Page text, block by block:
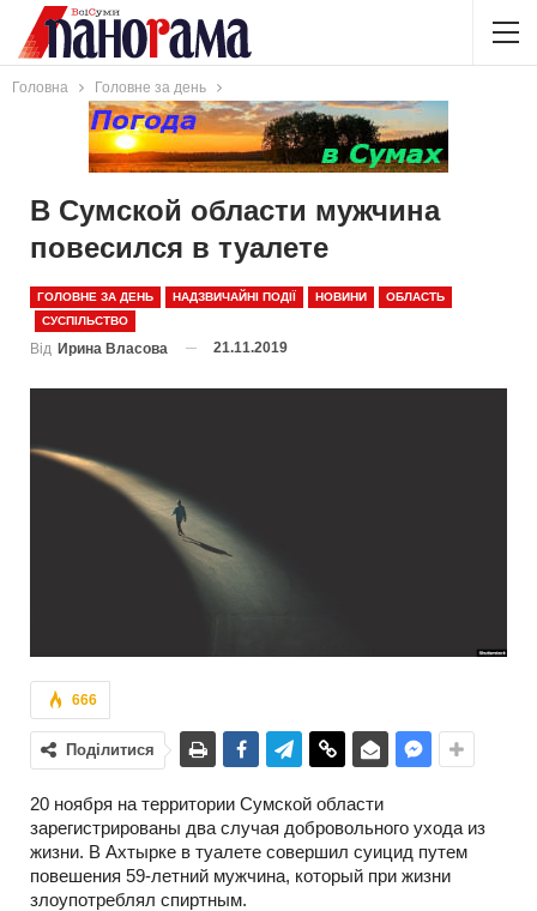
Головна Головне за день
В Сумской области мужчина
повесился в туалете
ГОЛОВНЕ ЗА ДЕНЬ НАДЗВИЧАЙНІ ПОДІЇ НОВИНИ
ОБЛАСТЬ
СУСПІЛЬСТВО
Від Ирина Власова 21.11.2019
666
Поділитися
20 ноября на территории Сумской области
зарегистрированы два случая добровольного ухода из
жизни. В Ахтырке в туалете совершил суицид путем
повешения 59-летний мужчина, который при жизни
злоупотреблял спиртным.